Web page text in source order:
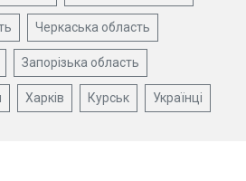
Черкаська область
Запорізька область
Харків Курськ Українці